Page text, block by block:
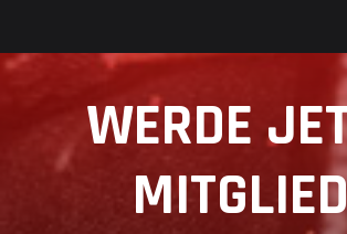
WERDE